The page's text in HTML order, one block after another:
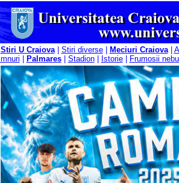
Stiri U Craiova| Stiri diverse| Meciuri Craiova|
Imnuri Palmares| Stadion| Istorie| Frumosii